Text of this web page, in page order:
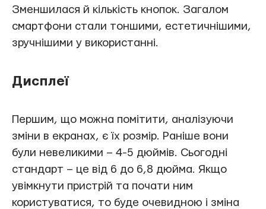
Зменшилася й кількість кнопок. Загалом
смартфони стали тоншими, естетичнішими,
зручнішими у використанні.
Дисплеї
Першим, що можна помітити, аналізуючи
зміни в екранах, є їх розмір. Раніше вони
були невеликими – 4-5 дюймів. Сьогодні
стандарт – це від 6 до 6,8 дюйма. Якщо
увімкнути пристрій та почати ним
користуватися, то буде очевидною і зміна